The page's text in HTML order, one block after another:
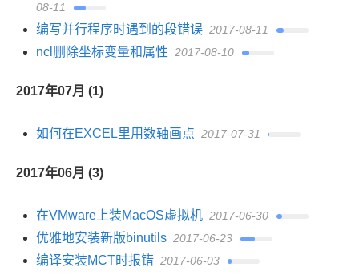
08-11
编写并行程序时遇到的段错误 2017-08-11
ncl删除坐标变量和属性 2017-08-10
2017年07月 (1)
如何在EXCEL里用数轴画点 2017-07-31
2017年06月 (3)
在VMware上装MacOS虚拟机 2017-06-30
优雅地安装新版binutils 2017-06-23
编译安装MCT时报错 2017-06-03